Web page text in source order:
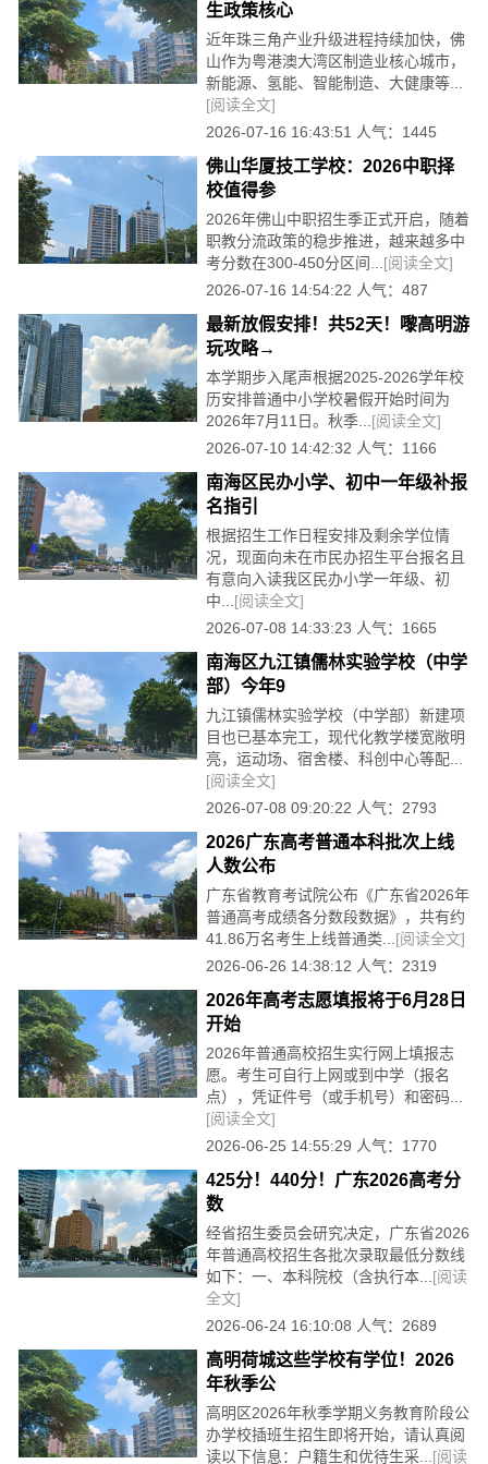
生政策核心
近年珠三角产业升级进程持续加快，佛
山作为粤港澳大湾区制造业核心城市，
新能源、氢能、智能制造、大健康等...
[阅读全文]
2026-07-16 16:43:51 人气：1445
佛山华厦技工学校：2026中职择
校值得参
2026年佛山中职招生季正式开启，随着
职教分流政策的稳步推进，越来越多中
考分数在300-450分区间... [阅读全文]
2026-07-16 14:54:22 人气：487
最新放假安排！共52天！嚟高明游
玩攻略→
本学期步入尾声根据2025-2026学年校
历安排普通中小学校暑假开始时间为
2026年7月11日。秋季... [阅读全文]
2026-07-10 14:42:32 人气：1166
南海区民办小学、初中一年级补报
名指引
根据招生工作日程安排及剩余学位情
况，现面向未在市民办招生平台报名且
有意向入读我区民办小学一年级、初
中... [阅读全文]
2026-07-08 14:33:23 人气：1665
南海区九江镇儒林实验学校（中学
部）今年9
九江镇儒林实验学校（中学部）新建项
目也已基本完工，现代化教学楼宽敞明
亮，运动场、宿舍楼、科创中心等配...
[阅读全文]
2026-07-08 09:20:22 人气：2793
2026广东高考普通本科批次上线
人数公布
广东省教育考试院公布《广东省2026年
普通高考成绩各分数段数据》，共有约
41.86万名考生上线普通类... [阅读全文]
2026-06-26 14:38:12 人气：2319
2026年高考志愿填报将于6月28日
开始
2026年普通高校招生实行网上填报志
愿。考生可自行上网或到中学（报名
点），凭证件号（或手机号）和密码...
[阅读全文]
2026-06-25 14:55:29 人气：1770
425分！440分！广东2026高考分
数
经省招生委员会研究决定，广东省2026
年普通高校招生各批次录取最低分数线
如下：一、本科院校（含执行本... [阅读
全文]
2026-06-24 16:10:08 人气：2689
高明荷城这些学校有学位！2026
年秋季公
高明区2026年秋季学期义务教育阶段公
办学校插班生招生即将开始，请认真阅
读以下信息：户籍生和优待生采... [阅读